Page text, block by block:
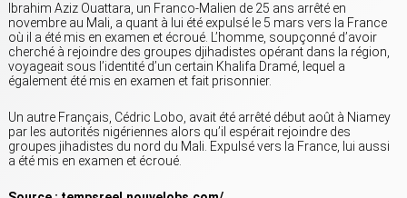
Ibrahim Aziz Ouattara, un Franco-Malien de 25 ans arrêté en
novembre au Mali, a quant à lui été expulsé le 5 mars vers la France
où il a été mis en examen et écroué. L’homme, soupçonné d’avoir
cherché à rejoindre des groupes djihadistes opérant dans la région,
voyageait sous l’identité d’un certain Khalifa Dramé, lequel a
également été mis en examen et fait prisonnier.
Un autre Français, Cédric Lobo, avait été arrêté début août à Niamey
par les autorités nigériennes alors qu’il espérait rejoindre des
groupes jihadistes du nord du Mali. Expulsé vers la France, lui aussi
a été mis en examen et écroué.